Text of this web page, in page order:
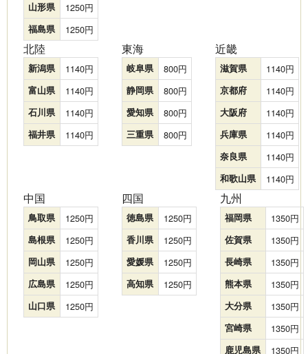
山形県 1250
福島県 1250
北陸
新潟県 1140
富山県 1140
石川県 1140
福井県 1140
東海
岐阜県 800
静岡県 800
愛知県 800
三重県 800
近畿
滋賀県 1140
京都府 1140
大阪府 1140
兵庫県 1140
奈良県 1140
和歌山県 1140
中国
鳥取県 1250
島根県 1250
岡山県 1250
広島県 1250
山口県 1250
四国
徳島県 1250
香川県 1250
愛媛県 1250
高知県 1250
九州
福岡県 1350
佐賀県 1350
長崎県 1350
熊本県 1350
大分県 1350
宮崎県 1350
鹿児島県 1350